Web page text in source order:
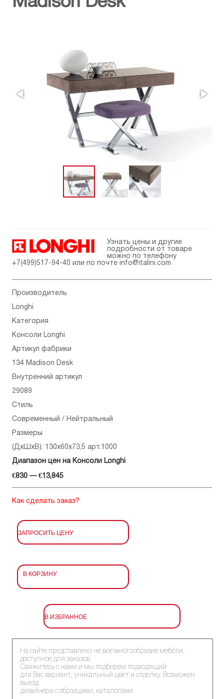
Узнать цены и другие
подробности от товаре
можно по телефону
+7(499)517-94-40 или по почте info@italini.com
Производитель
Longhi
Категория
Консоли Longhi
Артикул фабрики
134 Madison Desk
Внутренний артикул
29089
Стиль
Современный / Нейтральный
Размеры
(ДхШхВ): 130x60x73,5 арт.1000
Диапазон цен на Консоли Longhi
€830 — €13,845
Как сделать заказ?
ЗАПРОСИТЬ ЦЕНУ
В КОРЗИНУ
В ИЗБРАННОЕ
На сайте представлено не все многообразие мебели,
доступное для заказов.
Свяжитесь с нами и мы подберем подходящий
для Вас вариант, уникальный цвет и отделку. Возможен
выезд
дизайнера с образцами, каталогами